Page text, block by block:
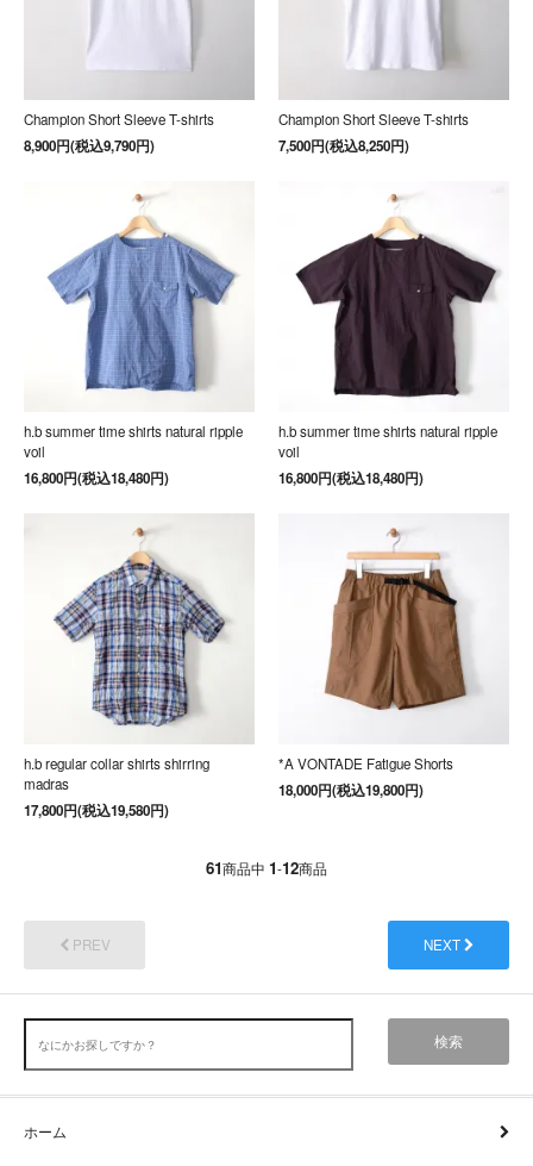
Champion Short Sleeve T-shirts
8,900円(税込9,790円)
Champion Short Sleeve T-shirts
7,500円(税込8,250円)
h.b summer time shirts natural ripple
voil
16,800円(税込18,480円)
h.b summer time shirts natural ripple
voil
16,800円(税込18,480円)
h.b regular collar shirts shirring
madras
17,800円(税込19,580円)
*A VONTADE Fatigue Shorts
18,000円(税込19,800円)
61商品中 1-12商品
PREV NEXT
検索
ホーム